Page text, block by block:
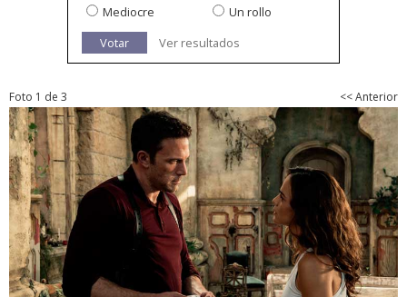
Mediocre
Un rollo
Votar
Ver resultados
Foto 1 de 3 << Anterior